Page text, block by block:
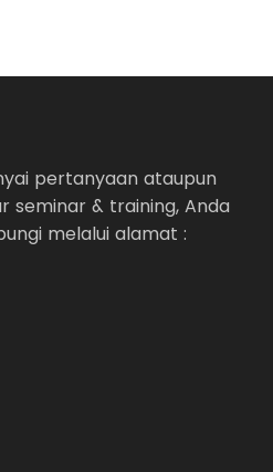
pertanyaan ataupun
seminar & training, Anda
melalui alamat :